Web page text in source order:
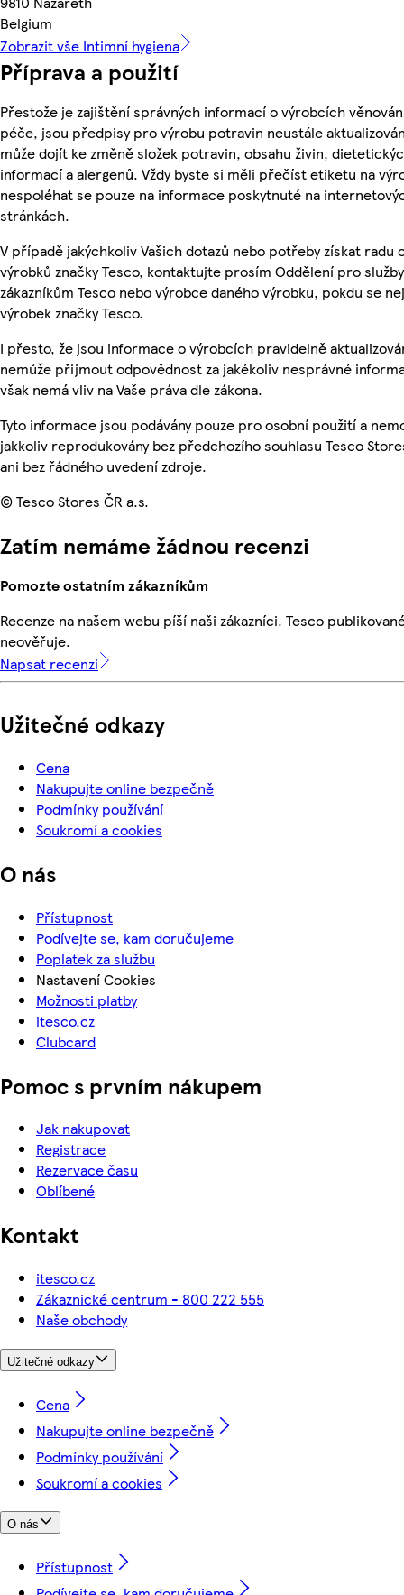
Belgium
Zobrazit vše Intimní hygiena
Příprava a použití
Přestože je zajištění správných informací o výrobcích
péče, jsou předpisy pro výrobu potravin neustále
může dojít ke změně složek potravin, obsahu živin,
informací a alergenů. Vždy byste si měli přečíst etiketu na
nespoléhat se pouze na informace poskytnuté na
stránkách.
V případě jakýchkoliv Vašich dotazů nebo potřeby získat radu
výrobků značky Tesco, kontaktujte prosím Oddělení pro služby
zákazníkům Tesco nebo výrobce daného výrobku, pokdu se
výrobek značky Tesco.
I přesto, že jsou informace o výrobcích pravidelně
nemůže přijmout odpovědnost za jakékoliv nesprávné
však nemá vliv na Vaše práva dle zákona.
Tyto informace jsou podávány pouze pro osobní použití a
jakkoliv reprodukovány bez předchozího souhlasu Tesco
ani bez řádného uvedení zdroje.
© Tesco Stores ČR a.s.
Zatím nemáme žádnou recenzi
Pomozte ostatním zákazníkům
Recenze na našem webu píší naši zákazníci. Tesco
neověřuje.
Napsat recenzi
Užitečné odkazy
Cena
Nakupujte online bezpečně
Podmínky používání
Soukromí a cookies
O nás
Přístupnost
Podívejte se, kam doručujeme
Poplatek za službu
Nastavení Cookies
Možnosti platby
itesco.cz
Clubcard
Pomoc s prvním nákupem
Jak nakupovat
Registrace
Rezervace času
Oblíbené
Kontakt
itesco.cz
Zákaznické centrum - 800 222 555
Naše obchody
Užitečné odkazy
Cena
Nakupujte online bezpečně
Podmínky používání
Soukromí a cookies
O nás
Přístupnost